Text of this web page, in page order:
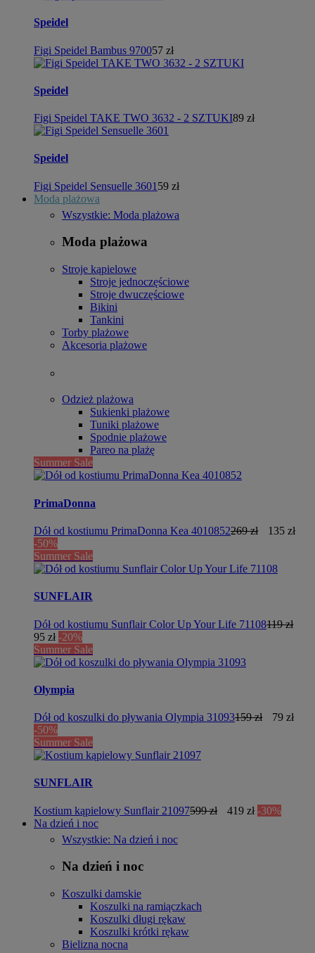
Speidel
Figi Speidel Bambus 970057 zł
Speidel
Figi Speidel TAKE TWO 3632 - 2 SZTUKI89 zł
Speidel
Figi Speidel Sensuelle 3601 59 zł
Moda plażowa
Wszystkie: Moda plażowa
Moda plażowa
Stroje kąpielowe
Stroje jednoczęściowe
Stroje dwuczęściowe
Bikini
Tankini
Torby plażowe
Akcesoria plażowe
Odzież plażowa
Sukienki plażowe
Tuniki plażowe
Spodnie plażowe
Pareo na plażę
Summer Sale
PrimaDonna
Dół od kostiumu PrimaDonna Kea 4010852269 zł
135 zł
-50%
Summer Sale
SUNFLAIR
Dół od kostiumu Sunflair Color Up Your Life 71108119 zł
95 zł -20%
Summer Sale
Olympia
Dół od koszulki do pływania Olympia 31093159 zł
79 zł
-50%
Summer Sale
SUNFLAIR
Kostium kąpielowy Sunflair 21097599 zł 419 zł -30%
Na dzień i noc
Wszystkie: Na dzień i noc
Na dzień i noc
Koszulki damskie
Koszulki na ramiączkach
Koszulki długi rękaw
Koszulki krótki rękaw
Bielizna nocna